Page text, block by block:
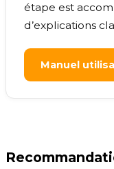
étape est
d’explications
Manuel